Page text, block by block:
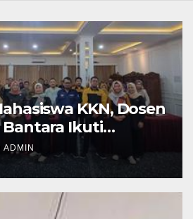
KKN, Dosen
Bantara Ikuti
KKN 2026/2027
ADMIN